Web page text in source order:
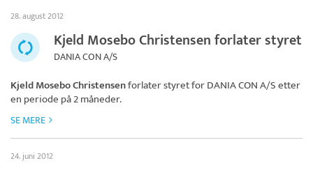
28. august 2012
Kjeld Mosebo Christensen forlater styret
DANIA CON A/S
Kjeld Mosebo Christensenforlater styret forDANIA CON A/Setter
en periode på 2 måneder.
SE MERE
24. juni 2012